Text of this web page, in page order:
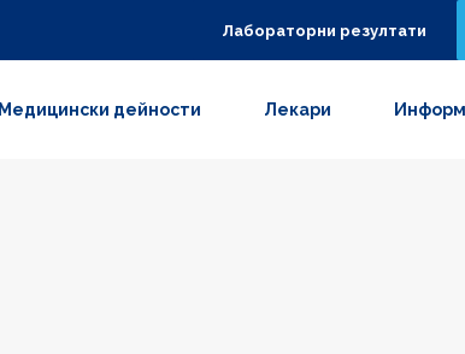
Лабораторни резултати
Медицински дейности Лекари